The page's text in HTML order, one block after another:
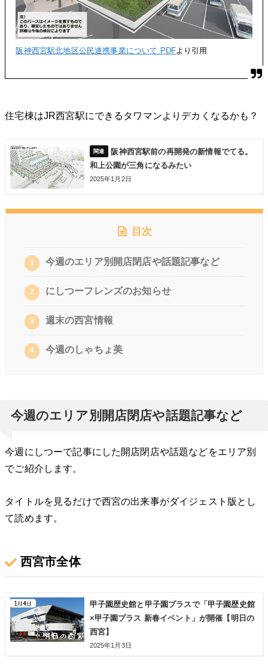
阪神西宮駅北地区公民連携事業について PDFより引用
住宅棟はJR西宮駅にできるタワマンよりデカくなるかも？
阪神西宮駅前の再開発の新情報でてる。
和上公園が三角になるみたい
2025年1月2日
目次
1 今週のエリア別開店閉店や話題記事など
2 にしつーフレンズのお知らせ
3 週末の西宮情報
4 今週のしゃちょ美
今週のエリア別開店閉店や話題記事など
今週にしつーで記事にした開店閉店や話題などをエリア別
でご紹介します。
タイトルを見るだけで西宮の出来事がダイジェスト版とし
て読めます。
西宮市全体
甲子園歴史館と甲子園プラスで「甲子園歴史館
×甲子園プラス 新春イベント」が開催【明日の
西宮】
2025年1月3日